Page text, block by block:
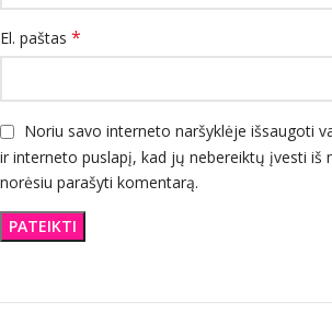
El. paštas *
Noriu savo interneto naršyklėje išsaugoti
ir interneto puslapį, kad jų nebereiktų įvesti iš
norėsiu parašyti komentarą.